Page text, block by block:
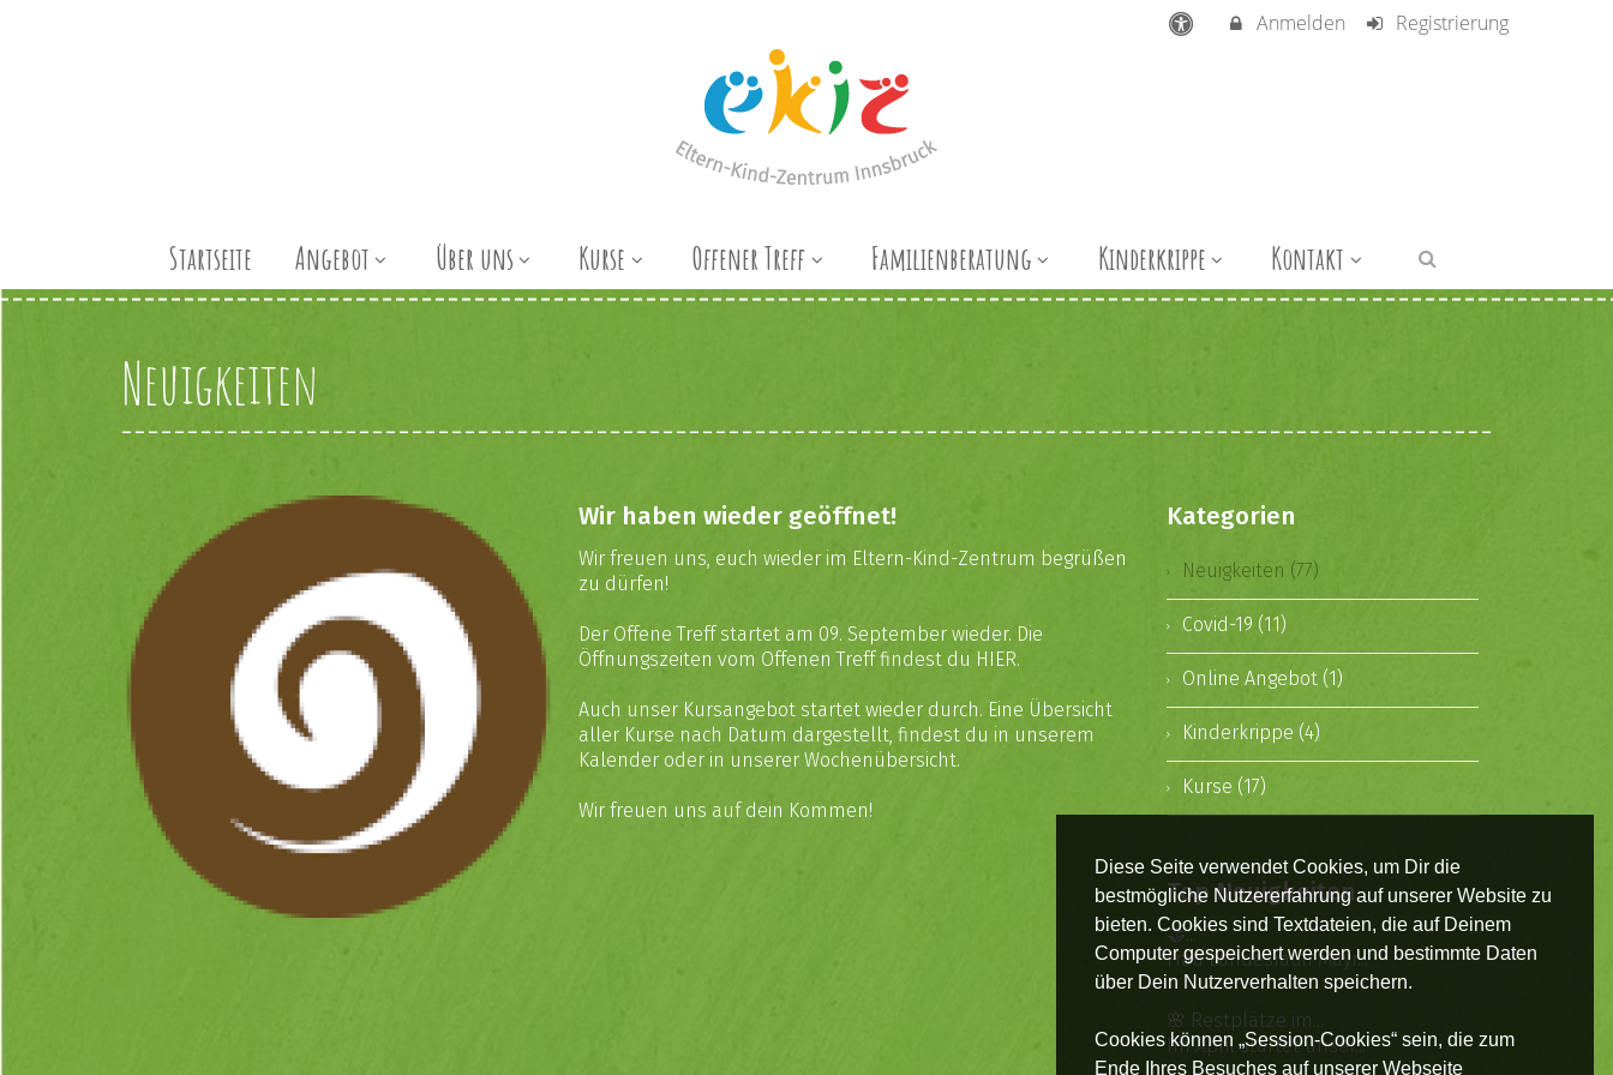
Diese Seite verwendet Cookies, um Dir die
bestmögliche Nutzererfahrung auf unserer Website zu
bieten. Cookies sind Textdateien, die auf Deinem
Computer gespeichert werden und bestimmte Daten
über Dein Nutzerverhalten speichern.
Cookies können „Session-Cookies“ sein, die zum
Ende Ihres Besuches auf unserer Webseite
Anmelden Registrierung
Startseite Angebot Über uns Kurse Offener Treff Familienberatung Kinderkrippe Kontakt
Neuigkeiten
Wir haben wieder geöffnet!
Wir freuen uns, euch wieder im Eltern-Kind-Zentrum begrüßen
zu dürfen!
Der Offene Treff startet am 09. September wieder. Die
Öffnungszeiten vom Offenen Treff findest du HIER.
Auch unser Kursangebot startet wieder durch. Eine Übersicht
aller Kurse nach Datum dargestellt, findest du in unserem
Kalender oder in unserer Wochenübersicht.
Wir freuen uns auf dein Kommen!
Kategorien
Neuigkeiten (77)
Covid-19 (11)
Online Angebot (1)
Kinderkrippe (4)
Kurse (17)
Top Neuigkeiten
🤝...
Frau Landesrätin Mayr...
🌸 Restplätze im...
Im April startet unser...